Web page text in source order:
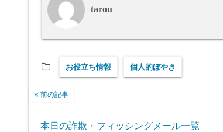
tarou
お役立ち情報 個人的ぼやき
前の記事
本日の詐欺・フィッシングメール一覧